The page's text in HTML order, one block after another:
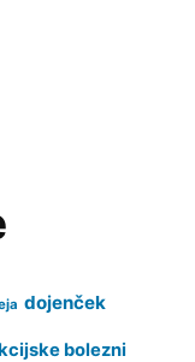
dojenček
bolezni